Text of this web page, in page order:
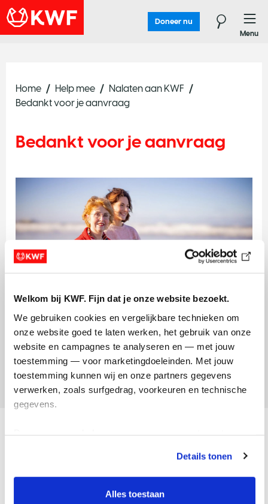
Welkom bij KWF. Fijn dat je onze website bezoekt.
We gebruiken cookies en vergelijkbare technieken om
onze website goed te laten werken, het gebruik van onze
website en campagnes te analyseren en — met jouw
toestemming — voor marketingdoeleinden. Met jouw
toestemming kunnen wij en onze partners gegevens
verwerken, zoals surfgedrag, voorkeuren en technische
gegevens.
tonen. Je kunt je toestemming op elk moment wijzigen of
intrekken via Cookie instellingen onderaan de pagina. De
lijst met cookies is te vinden in het tabblad “details”.
Details tonen
Alles toestaan
Doneer nu
Menu
Home Help mee
Nalaten aan KWF
Bedankt voor je aanvraag
Bedankt voor je aanvraag
brochure over nalaten aan KWF binnen enkele minuten
op het door jou opgegeven e-mailadres.
Kanker
Onderzoek